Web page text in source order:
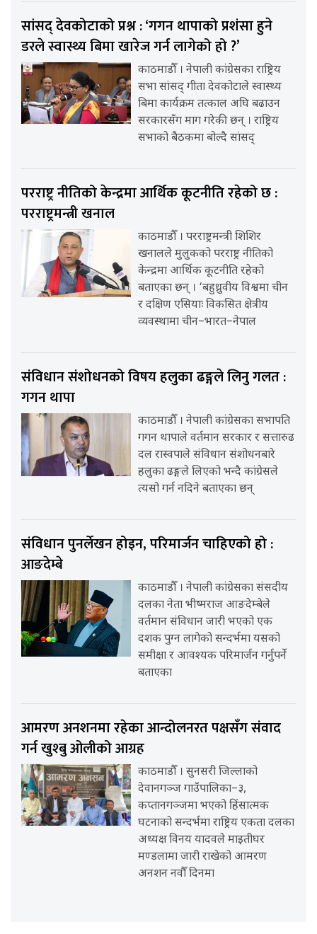
सांसद् देवकोटाको प्रश्न : ‘गगन थापाको प्रशंसा हुने
डरले स्वास्थ्य बिमा खारेज गर्न लागेको हो ?’
काठमाडौँ । नेपाली कांग्रेसका राष्ट्रिय
सभा सांसद् गीता देवकोटाले स्वास्थ्य
बिमा कार्यक्रम तत्काल अघि बढाउन
सरकारसँग माग गरेकी छन् । राष्ट्रिय
सभाको बैठकमा बोल्दै सांसद्
परराष्ट्र नीतिको केन्द्रमा आर्थिक कूटनीति रहेको छ :
परराष्ट्रमन्त्री खनाल
काठमाडौँ । परराष्ट्रमन्त्री शिशिर
खनालले मुलुकको परराष्ट्र नीतिको
केन्द्रमा आर्थिक कूटनीति रहेको
बताएका छन् । ‘बहुध्रुवीय विश्वमा चीन
र दक्षिण एसियाः विकसित क्षेत्रीय
व्यवस्थामा चीन–भारत–नेपाल
संविधान संशोधनको विषय हलुका ढङ्गले लिनु गलत :
गगन थापा
काठमाडौँ । नेपाली कांग्रेसका सभापति
गगन थापाले वर्तमान सरकार र सत्तारुढ
दल रास्वपाले संविधान संशोधनबारे
हलुका ढङ्गले लिएको भन्दै कांग्रेसले
त्यसो गर्न नदिने बताएका छन्
संविधान पुनर्लेखन होइन, परिमार्जन चाहिएको हो :
आङदेम्बे
काठमाडौँ । नेपाली कांग्रेसका संसदीय
दलका नेता भीष्मराज आङदेम्बेले
वर्तमान संविधान जारी भएको एक
दशक पुग्न लागेको सन्दर्भमा यसको
समीक्षा र आवश्यक परिमार्जन गर्नुपर्ने
बताएका
आमरण अनशनमा रहेका आन्दोलनरत पक्षसँग संवाद
गर्न खुश्बु ओलीको आग्रह
काठमाडौँ । सुनसरी जिल्लाको
देवानगञ्ज गाउँपालिका–३,
कप्तानगञ्जमा भएको हिंसात्मक
घटनाको सन्दर्भमा राष्ट्रिय एकता दलका
अध्यक्ष विनय यादवले माइतीघर
मण्डलामा जारी राखेको आमरण
अनशन नवौँ दिनमा